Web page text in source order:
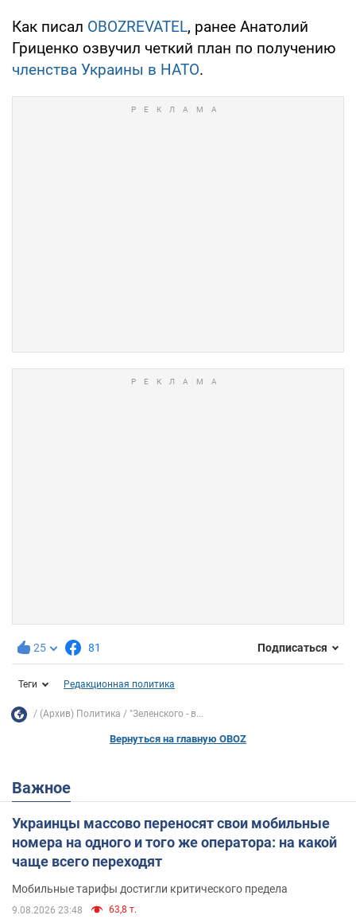
Как писал OBOZREVATEL, ранее Анатолий
Гриценко озвучил четкий план по получению
членства Украины в НАТО.
25 81 Подписаться
Теги Редакционная политика
(Архив) Политика "Зеленского - в...
Вернуться на главную OBOZ
Важное
Украинцы массово переносят свои мобильные
номера на одного и того же оператора: на какой
чаще всего переходят
Мобильные тарифы достигли критического предела
9.08.2026 23:48 63,8 т.